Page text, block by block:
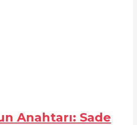
Anahtarı: Sade